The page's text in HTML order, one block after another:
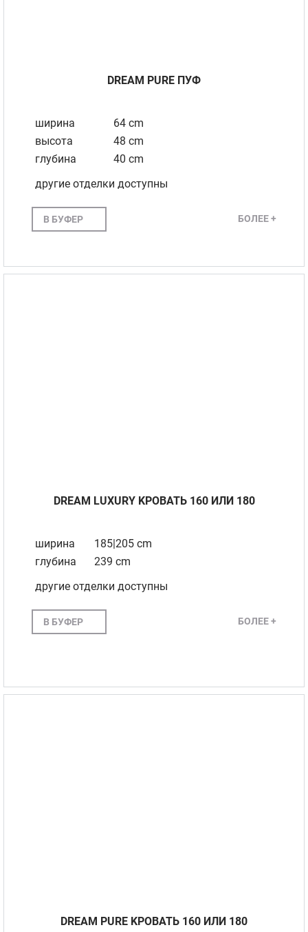
DREAM PURE ПУФ
ширина
64 cm
высота
48 cm
глубина
40 cm
другие отделки доступны
В БУФЕР БОЛЕЕ +
DREAM LUXURY KРОВАТЬ 160 ИЛИ 180
ширина
185|205 cm
глубина
239 cm
другие отделки доступны
В БУФЕР БОЛЕЕ +
DREAM PURE KРОВАТЬ 160 ИЛИ 180